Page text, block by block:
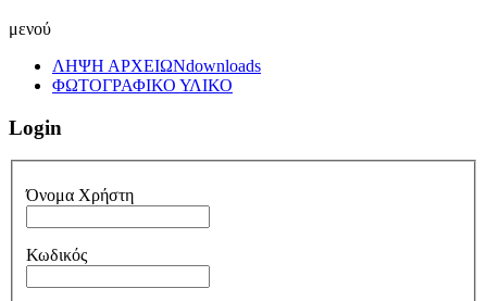
μενού
ΛΗΨΗ ΑΡΧΕΙΩΝdownloads
ΦΩΤΟΓΡΑΦΙΚΟ ΥΛΙΚΟ
Login
Όνομα Χρήστη
Κωδικός